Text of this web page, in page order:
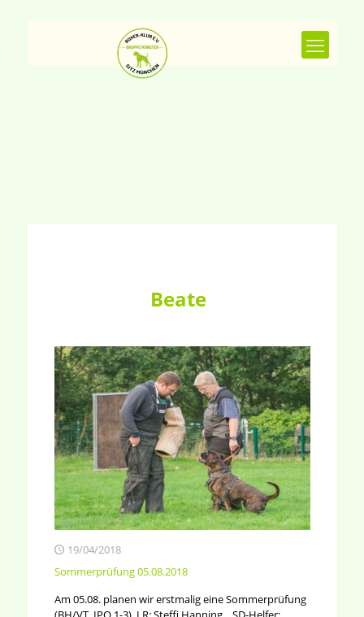
Beate
19/04/2018
Sommerprüfung 05.08.2018
Am 05.08. planen wir erstmalig eine Sommerprüfung